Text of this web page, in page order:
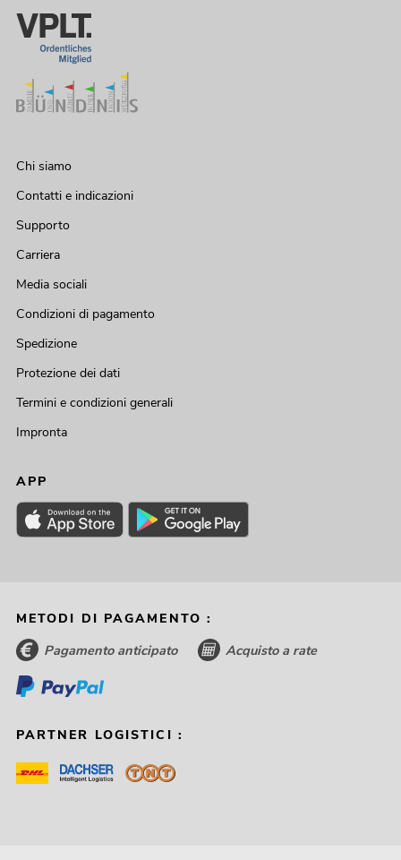
Chi siamo
Contatti e indicazioni
Supporto
Carriera
Media sociali
Condizioni di pagamento
Spedizione
Protezione dei dati
Termini e condizioni generali
Impronta
APP
METODI DI PAGAMENTO :
Pagamento anticipato Acquisto a rate
PARTNER LOGISTICI :